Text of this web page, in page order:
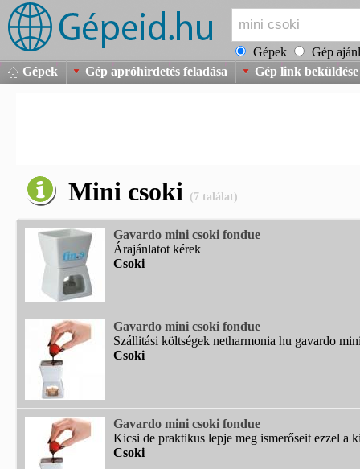
Gépek
Gép
Gépek
Gép apróhirdetés feladása Gép link beküldése
Mini csoki (7 találat)
Gavardo mini csoki fondue
Árajánlatot kérek
Csoki
Gavardo mini csoki fondue
Szállitási költségek netharmonia hu gavardo
Csoki
Gavardo mini csoki fondue
Kicsi de praktikus lepje meg ismerőseit ezzel a
Csoki